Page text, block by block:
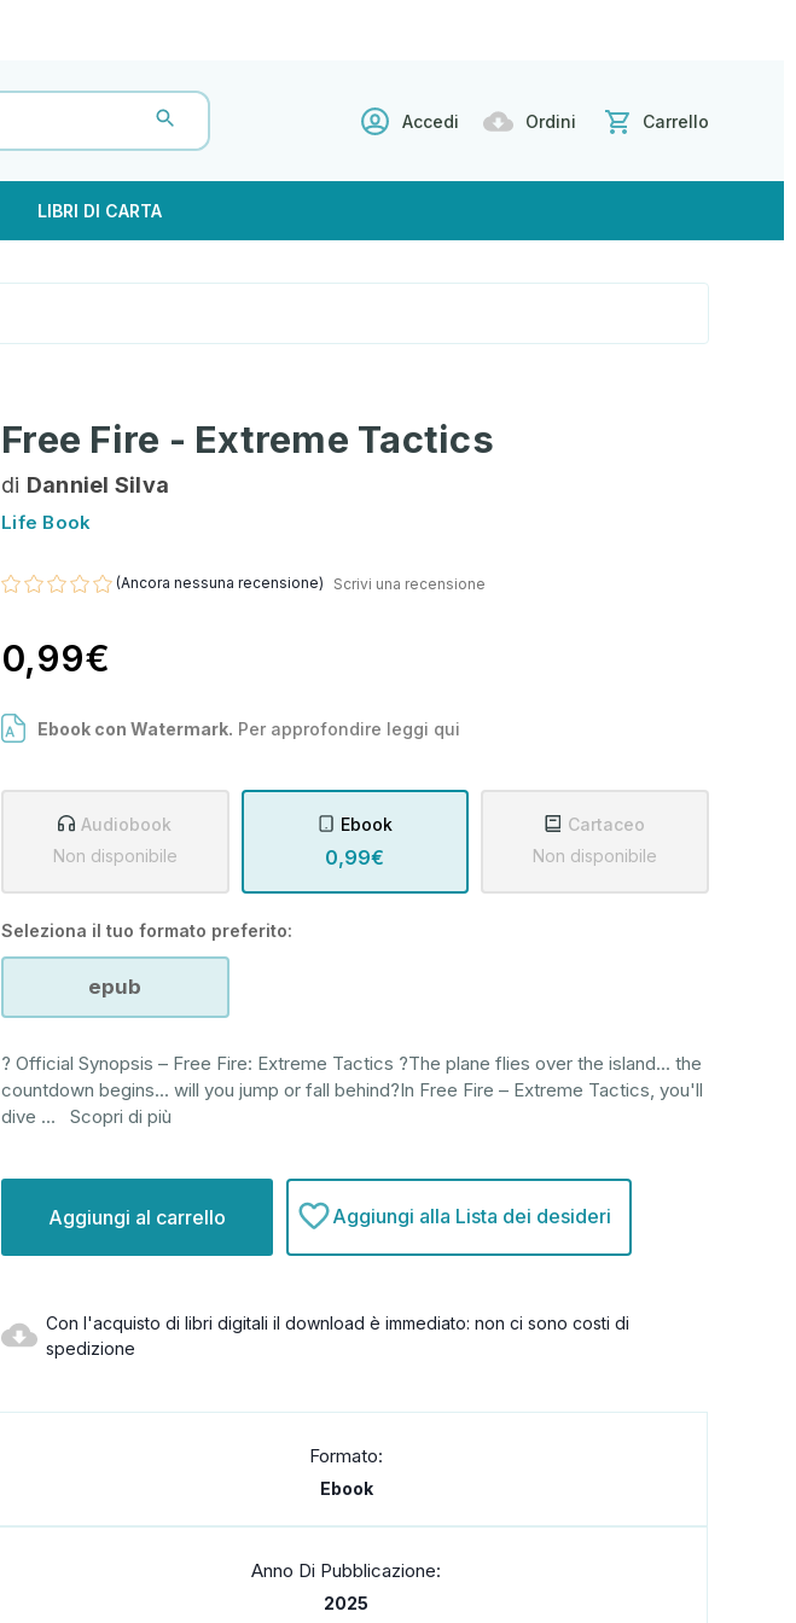
Accedi Ordini Carrello
LIBRI DI CARTA
Free Fire - Extreme Tactics
di Danniel Silva
Life Book
(Ancora nessuna recensione) Scrivi una recensione
0,99€
Ebook con Watermark. Per approfondire leggi qui
Audiobook
Non disponibile
Ebook
0,99€
Cartaceo
Non disponibile
Seleziona il tuo formato preferito:
epub
? Official Synopsis – Free Fire: Extreme Tactics ?The plane flies over the island... the
countdown begins... will you jump or fall behind?In Free Fire – Extreme Tactics, you'll
dive ... Scopri di più
attuale:
Aggiungi alla Lista dei desideri
Con l'acquisto di libri digitali il download è immediato: non ci sono costi di
spedizione
Formato:
Ebook
Anno Di Pubblicazione:
2025